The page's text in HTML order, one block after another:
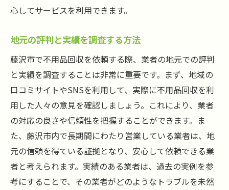
る
不用品の処分費用とリサイクル料の違い
事前に確認すべきオプションサービスの内
容
予算オーバーを防ぐための事前準備
藤沢市で安心して不用品回収を依頼するための
準備
事前準備でスムーズに依頼するためのポイ
ント
不用品の種類ごとに分別する方法
心してサービスを利用できます。
地元の評判と実績を調査する方法
藤沢市で不用品回収を依頼する際、業者の地元での評判
と実績を調査することは非常に重要です。まず、地域の
口コミサイトやSNSを利用して、実際に不用品回収を利
用した人々の意見を確認しましょう。これにより、業者
の対応の良さや信頼性を把握することができます。ま
た、藤沢市内で長期間にわたり営業している業者は、地
元の信頼を得ている証拠となり、安心して依頼できる業
者と考えられます。実績のある業者は、過去の実例を参
考にすることで、その業者がどのようなトラブルを未然